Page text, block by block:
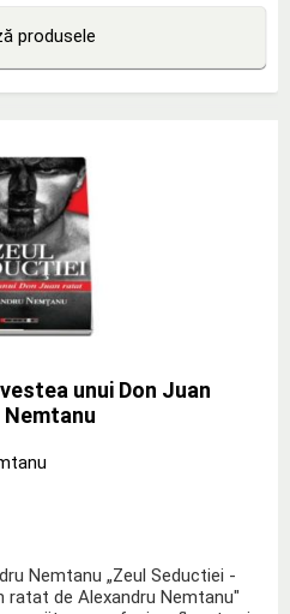
produsele
unui Don Juan
Nemtanu „Zeul Seductiei -
ratat de Alexandru Nemtanu"